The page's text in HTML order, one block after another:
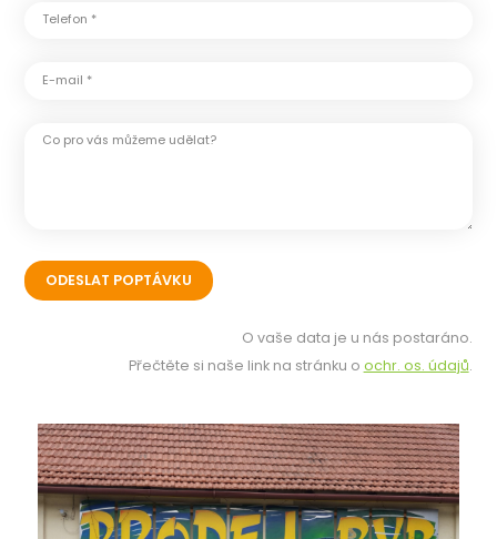
Telefon *
E-mail *
Co pro vás můžeme udělat?
O vaše data je u nás postaráno.
Přečtěte si naše link na stránku o ochr. os. údajů.